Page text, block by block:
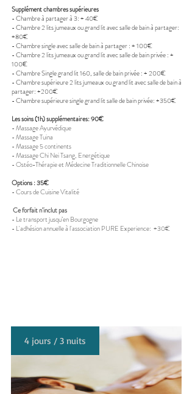
Supplément chambres supérieures
- Chambre à partager à 3: + 40€
- Chambre 2 lits jumeaux ou grand lit avec salle de bain à partager:
+80€
- Chambre single avec salle de bain à partager : + 100€
- Chambre 2 lits jumeaux ou grand lit avecsalle de bain privée : +
100€
- Chambre Single grand lit 160, salle de bain privée : + 200€
- Chambre supérieure2 lits jumeaux ou grand lit avec salle de bain à
partager: +200€
- Chambre supérieure single grand lit salle de bain privée: +350€
Les soins (1h) supplémentaires: 90€
- Massage Ayurvédique
- Massage Tuina
- Massage 5 continents
- Massage Chi Nei Tsang, Energétique
- Ostéo-Thérapie et Médecine Traditionnelle Chinoise
Options : 35€
- Cours de Cuisine Vitalité
Ce forfait n’inclut pas
- Le transport jusqu’en Bourgogne
- L'adhésion annuelle à l'association PURE Experience: +30€
4 jours / 3 nuits